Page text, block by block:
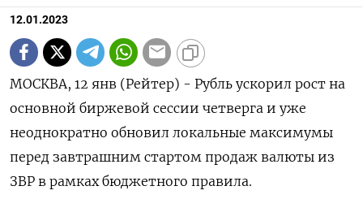
12.01.2023
МОСКВА, 12 янв (Рейтер) - Рубль ускорил рост на
основной биржевой сессии четверга и уже
неоднократно обновил локальные максимумы
перед завтрашним стартом продаж валюты из
ЗВР в рамках бюджетного правила.